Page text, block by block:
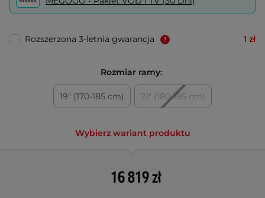
Rozszerzona 3-letnia gwarancja 1 zł
Rozmiar ramy:
19" (170-185 cm) 21" (180-195 cm)
Wybierz wariant produktu
16 819 zł